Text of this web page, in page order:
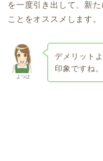
を一度引き出して、新
ことをオススメします。
よつば
デメリット
印象ですね。